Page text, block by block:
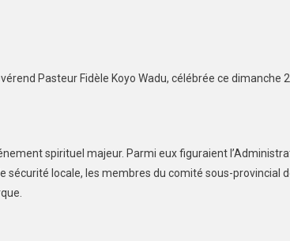
Pasteur Fidèle Koyo Wadu, célébrée ce dimanche
spirituel majeur. Parmi eux figuraient
sécurité locale, les membres du comité sous-provincial